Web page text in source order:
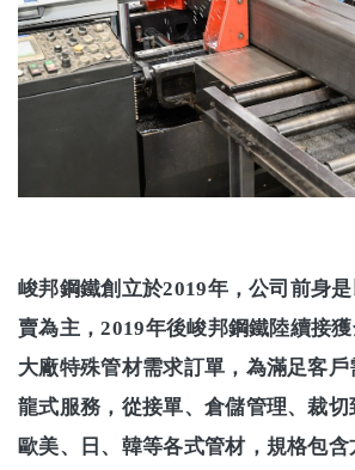
峻邦鋼鐵創立於2019年，公司前身
賣為主，2019年後峻邦鋼鐵陸續接
大廠特殊管材需求訂單，為滿足客
龍式服務，從接單、倉儲管理、裁
歐美、日、韓等各式管材，規格包含